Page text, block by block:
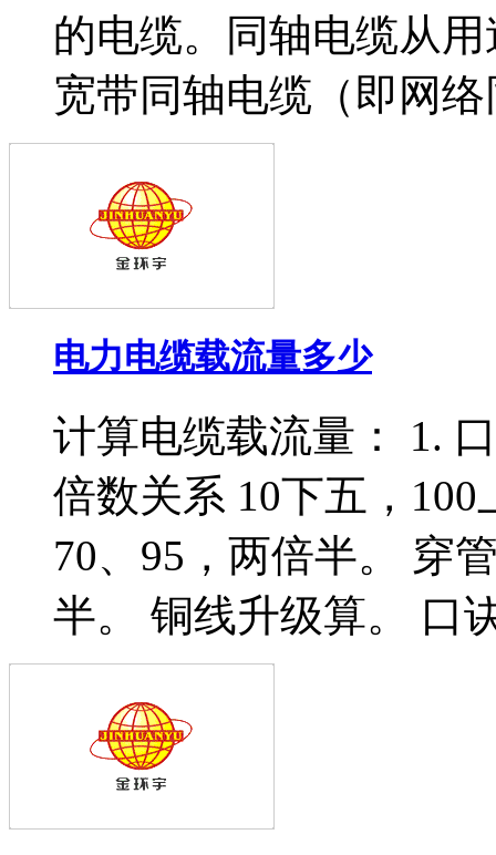
的电缆。同轴电缆从
宽带同轴电缆（即网络
电力电缆载流量多少
计算电缆载流量： 1.
倍数关系 10下五，
70、95，两倍半。 穿
半。 铜线升级算。 口